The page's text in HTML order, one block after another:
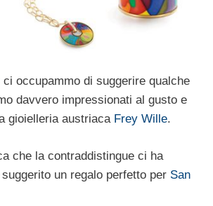
ci occupammo di suggerire qualche
davvero impressionati al gusto e
gioielleria austriaca Frey Wille.
che la contraddistingue ci ha
un regalo perfetto per San